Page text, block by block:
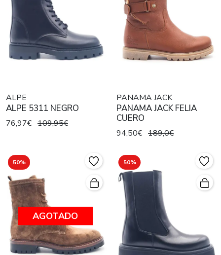
ALPE
ALPE 5311 NEGRO
76,97€ 109,95€
PANAMA JACK
PANAMA JACK FELIA
CUERO
94,50€ 189,0€
50%
AGOTADO
50%